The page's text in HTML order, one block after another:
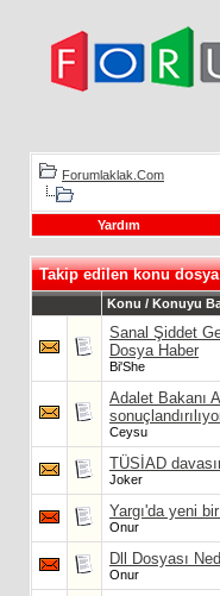
Forumlaklak.Com
Yardım
Takip edilen konu dosya
Konu / Konuyu
Sanal Şiddet
Dosya Haber
Bi'She
Adalet Bakanı
Ceysu
TÜSİAD
Joker
Yargı'da yeni
Onur
Dll Dosyası
Onur